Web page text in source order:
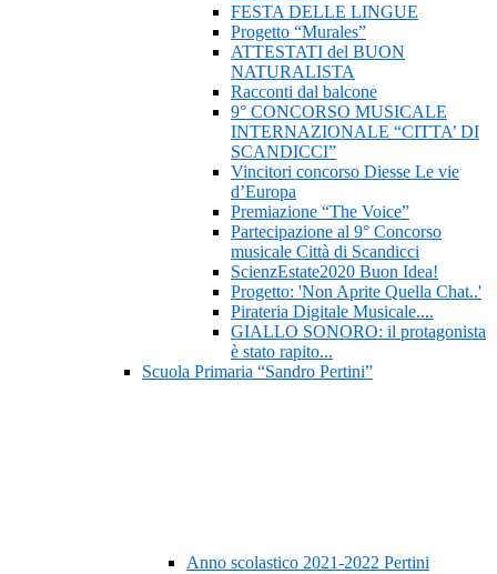
FESTA DELLE LINGUE
Progetto “Murales”
ATTESTATI del BUON
NATURALISTA
Racconti dal balcone
9° CONCORSO MUSICALE
INTERNAZIONALE “CITTA’ DI
SCANDICCI”
Vincitori concorso Diesse Le vie
d’Europa
Premiazione “The Voice”
Partecipazione al 9° Concorso
musicale Città di Scandicci
ScienzEstate2020 Buon Idea!
Progetto: 'Non Aprite Quella Chat..'
Pirateria Digitale Musicale....
GIALLO SONORO: il protagonista
è stato rapito...
Scuola Primaria “Sandro Pertini”
Anno scolastico 2021-2022 Pertini